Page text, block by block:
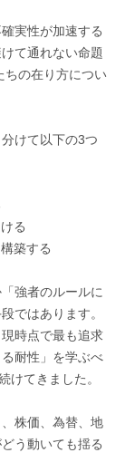
実性が加速する
て通れない命題
ちの在り方につい
けて以下の3つ
る
築する
強者のルールに
ではあります。
時点で最も追求
耐性」を学ぶべ
けてきました。
株価、為替、地
う動いても揺る